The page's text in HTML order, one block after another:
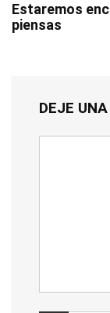
Estaremos
piensas
DEJE